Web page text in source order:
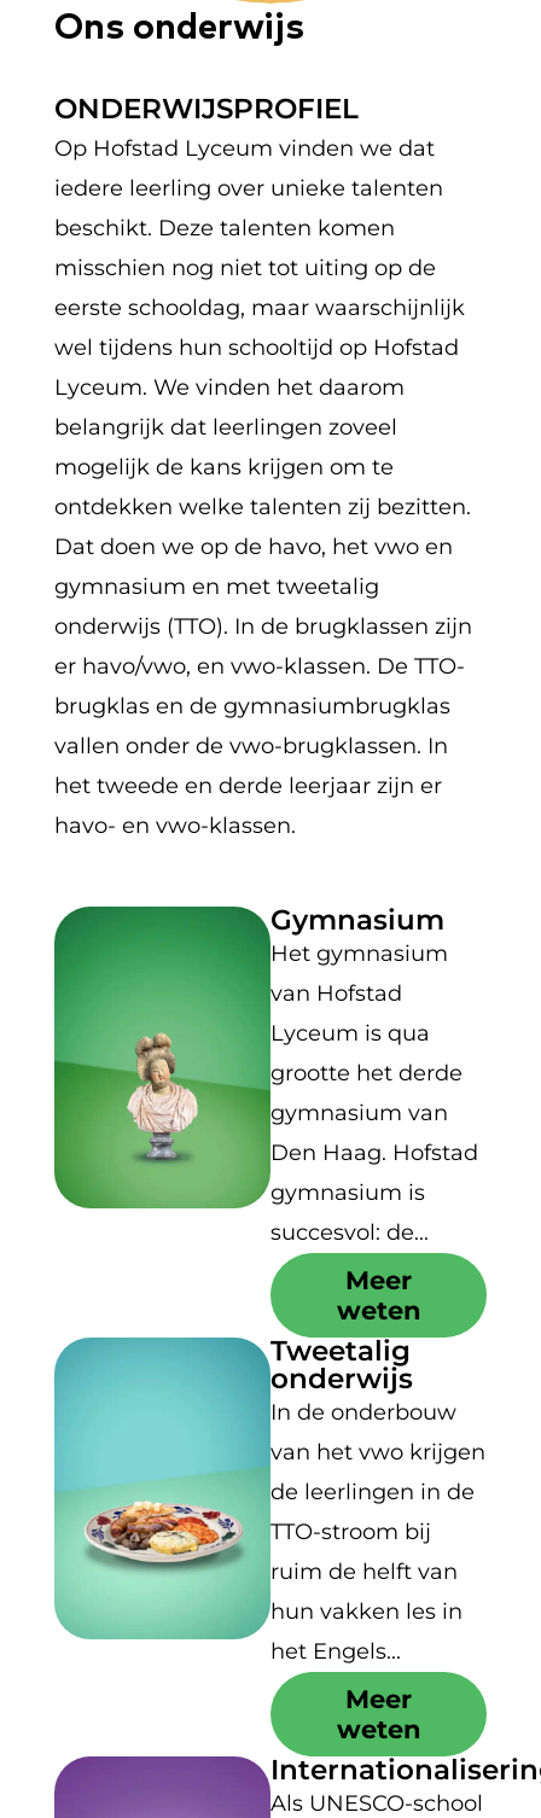
Ons onderwijs
ONDERWIJSPROFIEL
Op Hofstad Lyceum vinden we dat
iedere leerling over unieke talenten
beschikt. Deze talenten komen
misschien nog niet tot uiting op de
eerste schooldag, maar waarschijnlijk
wel tijdens hun schooltijd op Hofstad
Lyceum. We vinden het daarom
belangrijk dat leerlingen zoveel
mogelijk de kans krijgen om te
ontdekken welke talenten zij bezitten.
Dat doen we op de havo, het vwo en
gymnasium en met tweetalig
onderwijs (TTO). In de brugklassen zijn
er havo/vwo, en vwo-klassen. De TTO-
brugklas en de gymnasiumbrugklas
vallen onder de vwo-brugklassen. In
het tweede en derde leerjaar zijn er
havo- en vwo-klassen.
Gymnasium
Het gymnasium
van Hofstad
Lyceum is qua
grootte het derde
gymnasium van
Den Haag. Hofstad
gymnasium is
succesvol: de...
Meer
weten
Tweetalig
onderwijs
In de onderbouw
van het vwo krijgen
de leerlingen in de
TTO-stroom bij
ruim de helft van
hun vakken les in
het Engels...
Meer
weten
Als UNESCO-school